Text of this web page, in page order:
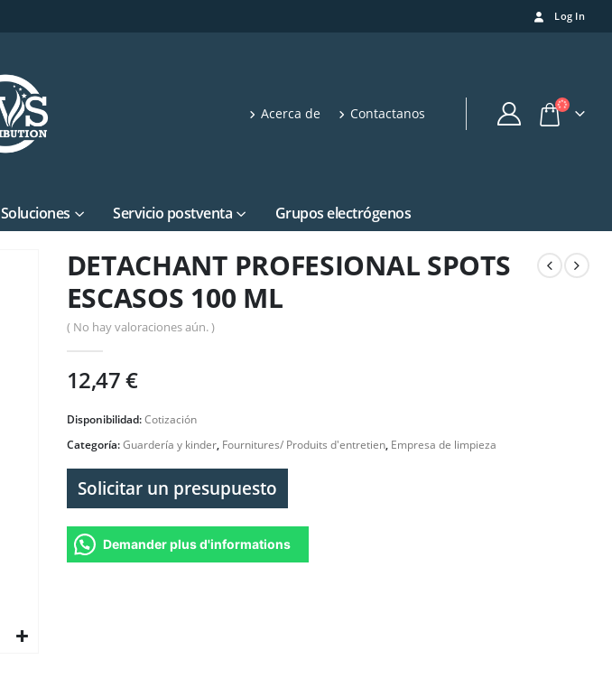
Log In
Acerca de Contactanos
Soluciones Servicio postventa Grupos electrógenos
DETACHANT PROFESIONAL SPOTS
ESCASOS 100 ML
( No hay valoraciones aún. )
12,47€
Disponibilidad:Cotización
Categoría:Guardería y kinder, Fournitures/ Produits d'entretien, Empresa de limpieza
Solicitar un presupuesto
Demander plus d'informations